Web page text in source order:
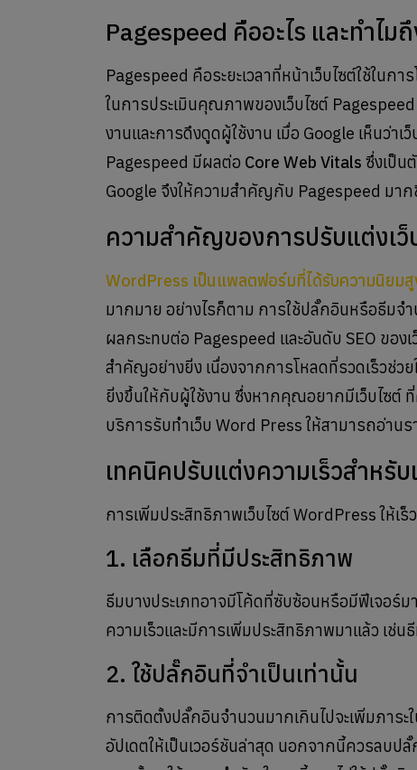
Pagespeed คืออะไร และทำไ
Pagespeed คือระยะเวลาที่หน้าเว็บไซต์ใช้ในก
ในการประเมินคุณภาพของเว็บไซต์
งานและการดึงดูดผู้ใช้งาน เมื่อ Google เห็นว่า
Pagespeed มีผลต่อ Core Web Vitals ซึ่งเป็น
Google จึงให้ความสำคัญกับ Pagespeed มาก
ความสำคัญของการปรับแต่งเว็
WordPress เป็นแพลตฟอร์มที่ได้รับความนิยม
มากมาย อย่างไรก็ตาม การใช้ปลั๊กอินหรือธีมจำ
ผลกระทบต่อ Pagespeed และอันดับ SEO ของ
สำคัญอย่างยิ่ง เนื่องจากการโหลดที่รวดเร็วช่ว
ยิ่งขึ้นให้กับผู้ใช้งาน ซึ่งหากคุณอยากมีเว็บไซต์ ที่
บริการรับทำเว็บ Word Press ให้สามารถอ่านร
เทคนิคปรับแต่งความเร็วสำหรั
การเพิ่มประสิทธิภาพเว็บไซต์ WordPress ให้เ
1. เลือกธีมที่มีประสิทธิภาพ
ธีมบางประเภทอาจมีโค้ดที่ซับซ้อนหรือมีฟีเจอร์ม
ความเร็วและมีการเพิ่มประสิทธิภาพมาแล้ว เช่น
2. ใช้ปลั๊กอินที่จำเป็นเท่านั้น
การติดตั้งปลั๊กอินจำนวนมากเกินไปจะเพิ่มภาระ
อัปเดตให้เป็นเวอร์ชันล่าสุด นอกจากนี้ควรลบป